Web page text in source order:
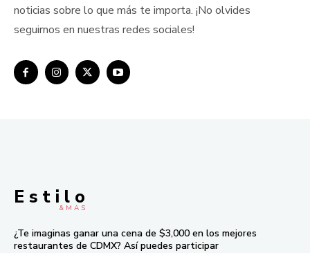
noticias sobre lo que más te importa. ¡No olvides
seguirnos en nuestras redes sociales!
E s t i l o
& M À S
¿Te imaginas ganar una cena de $3,000 en los mejores
restaurantes de CDMX? Así puedes participar